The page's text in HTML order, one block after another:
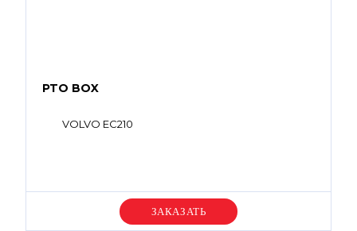
PTO BOX
VOLVO EC210
Уточняйте цену